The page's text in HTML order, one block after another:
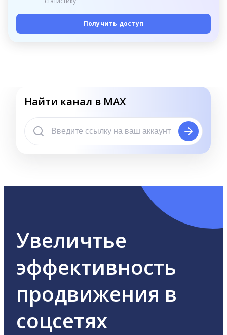
Получить доступ
Найти канал в MAX
Увеличтье
эффективность
продвижения в
соцсетях